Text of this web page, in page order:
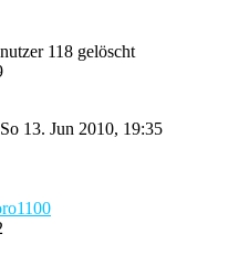
118 gelöscht
So 13. Jun 2010, 19:35